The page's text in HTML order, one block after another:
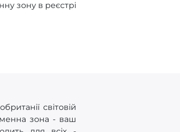
зону в реєстрі
світовій
зона - ваш